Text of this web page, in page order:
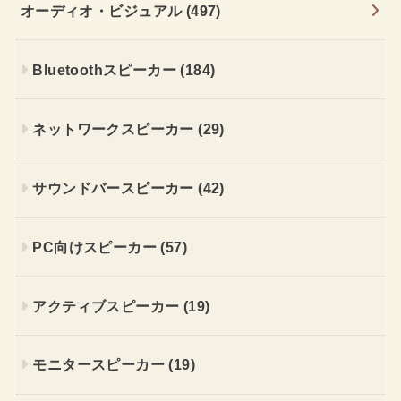
オーディオ・ビジュアル (497)
Bluetoothスピーカー(184)
ネットワークスピーカー(29)
サウンドバースピーカー(42)
PC向けスピーカー(57)
アクティブスピーカー (19)
モニタースピーカー(19)